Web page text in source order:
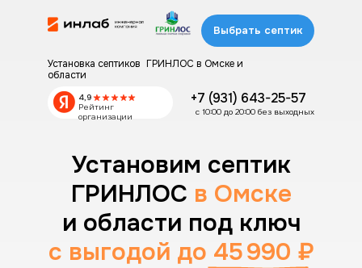
Установка септиков ГРИНЛОС в Омске и
области
Рейтинг
организации
4,9 +7 (931) 643-25-57
с 10:00 до 20:00 без выходных
Выбрать септик
Установим септик
ГРИНЛОС в Омске
и области под ключ
c выгодой до 45 990 ₽